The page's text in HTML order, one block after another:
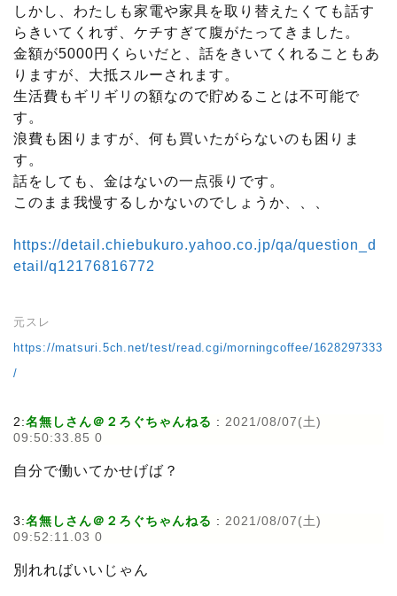
しかし、わたしも家電や家具を取り替えたくても話す
らきいてくれず、ケチすぎて腹がたってきました。
金額が5000円くらいだと、話をきいてくれることもあ
りますが、大抵スルーされます。
生活費もギリギリの額なので貯めることは不可能で
す。
浪費も困りますが、何も買いたがらないのも困りま
す。
話をしても、金はないの一点張りです。
このまま我慢するしかないのでしょうか、、、
https://detail.chiebukuro.yahoo.co.jp/qa/question_d
etail/q12176816772
元スレ
https://matsuri.5ch.net/test/read.cgi/morningcoffee/1628297333
/
2:名無しさん＠２ろぐちゃんねる : 2021/08/07(土)
09:50:33.85 0
自分で働いてかせげば？
3:名無しさん＠２ろぐちゃんねる : 2021/08/07(土)
09:52:11.03 0
別れればいいじゃん